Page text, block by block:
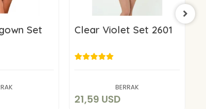
Set
to cart
Clear Violet Set 2601
BERRAK
21,59 USD
Add to cart